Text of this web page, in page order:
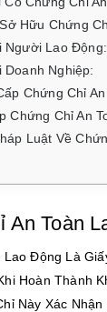
Hữu Chứng
Người Lao Động:
Doanh Nghiệp:
Chứng Chỉ
Chỉ An Toàn
Chứng Chỉ An Toàn Lao
An Toàn
Lao Động Là
Hoàn Thành
Này Xác